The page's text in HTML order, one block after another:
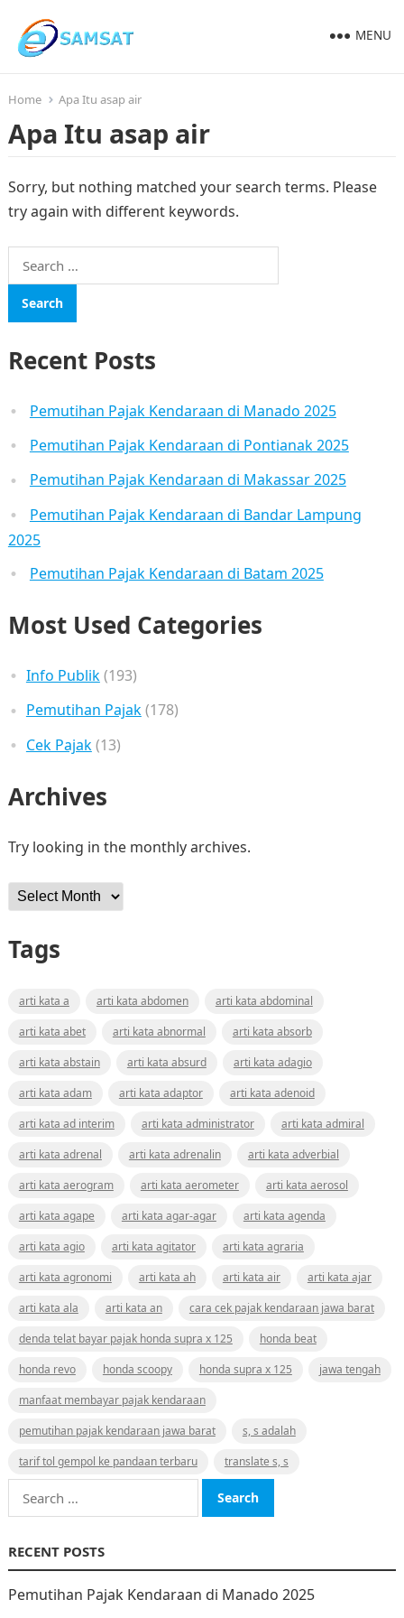
MENU
Home Apa Itu asap air
Apa Itu asap air
Sorry, but nothing matched your search terms. Please
try again with different keywords.
Search
for:
Recent Posts
Pemutihan Pajak Kendaraan di Manado 2025
Pemutihan Pajak Kendaraan di Pontianak 2025
Pemutihan Pajak Kendaraan di Makassar 2025
Pemutihan Pajak Kendaraan di Bandar Lampung
2025
Pemutihan Pajak Kendaraan di Batam 2025
Most Used Categories
Info Publik(193)
Pemutihan Pajak(178)
Cek Pajak(13)
Archives
Try looking in the monthly archives.
Archives
Tags
arti kata a arti kata abdomen
arti kata abdominal
arti kata abet
arti kata abnormal
arti kata absorb
arti kata abstain
arti kata absurd
arti kata adagio
arti kata adam
arti kata adaptor
arti kata adenoid
arti kata ad interim
arti kata administrator
arti kata admiral
arti kata adrenal
arti kata adrenalin
arti kata adverbial
arti kata aerogram
arti kata aerometer
arti kata aerosol
arti kata agape
arti kata agar-agar
arti kata agenda
arti kata agio
arti kata agitator
arti kata agraria
arti kata agronomi
arti kata ah arti kata air
arti kata ajar
arti kata ala
arti kata an
cara cek pajak kendaraan jawa barat
denda telat bayar pajak honda supra x 125
honda beat
honda revo
honda scoopy honda supra x 125
jawa tengah
manfaat membayar pajak kendaraan
pemutihan pajak kendaraan jawa barat
s, s adalah
tarif tol gempol ke pandaan terbaru
translate s, s
Search
for:
RECENT POSTS
Pemutihan Pajak Kendaraan di Manado 2025